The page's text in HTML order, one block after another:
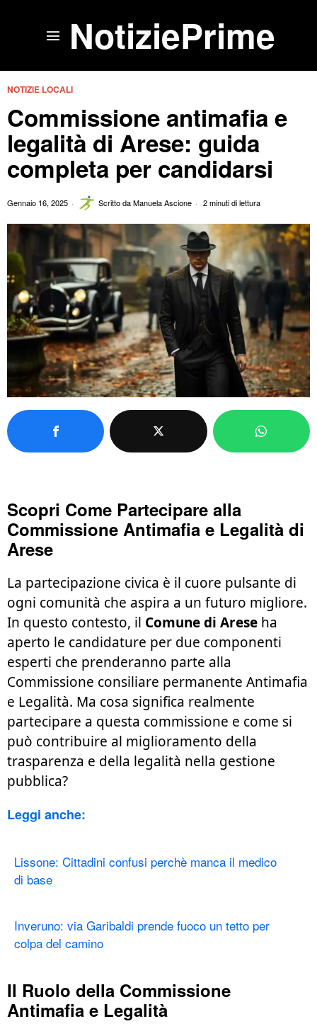
NotiziePrime
NOTIZIE LOCALI
Commissione antimafia e
legalità di Arese: guida
completa per candidarsi
Gennaio 16, 2025 Scritto daManuela Ascione 2 minuti di lettura
Scopri Come Partecipare alla
Commissione Antimafia e Legalità di
Arese
La partecipazione civica è il cuore pulsante di
ogni comunità che aspira a un futuro migliore.
In questo contesto, il Comune di Arese ha
aperto le candidature per due componenti
esperti che prenderanno parte alla
Commissione consiliare permanente Antimafia
e Legalità. Ma cosa significa realmente
partecipare a questa commissione e come si
può contribuire al miglioramento della
trasparenza e della legalità nella gestione
pubblica?
Leggi anche:
Lissone: Cittadini confusi perchè manca il medico
di base
Inveruno: via Garibaldi prende fuoco un tetto per
colpa del camino
Il Ruolo della Commissione
Antimafia e Legalità